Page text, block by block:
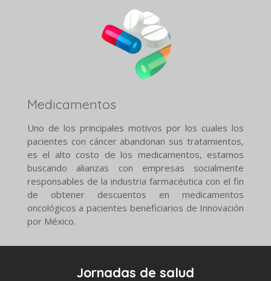
Medicamentos
Uno de los principales motivos por los cuales los
pacientes con cáncer abandonan sus tratamientos,
es el alto costo de los medicamentos, estamos
buscando alianzas con empresas socialmente
responsables de la industria farmacéutica con el fin
de obtener descuentos en medicamentos
oncológicos a pacientes beneficiarios de Innovación
por México.
Jornadas de salud